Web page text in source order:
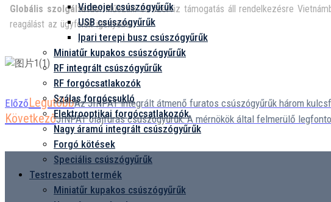
Videojel csúszógyűrűk
USB csúszógyűrűk
Ipari terepi busz csúszógyűrűk
Miniatűr kupakos csúszógyűrűk
RF integrált csúszógyűrűk
RF forgócsatlakozók
Szálas forgócsukló
Elektrooptikai forgócsatlakozók
Nagy áramú integrált csúszógyűrűk
Forgó kötések
Speciális csúszógyűrűk
Testreszabott termék
Miniatűr kupakos csúszógyűrűk
Globális szolgáltatás:Műszaki és szerviz támogatás áll rendelkezésre
reagálást az ügyfelek igényeire.
ElőzőLegutóbbAz JINPAT integrált átmenő furatos csúszógyűrűk három
KövetkezőJINPAT olajfúrás csúszógyűrűk: A mérnökök által felmerülő